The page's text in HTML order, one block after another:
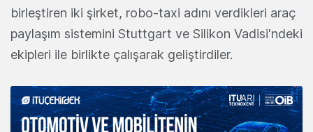
birleştiren iki şirket, robo-taxi adını verdikleri araç
paylaşım sistemini Stuttgart ve Silikon Vadisi'ndeki
ekipleri ile birlikte çalışarak geliştirdiler.